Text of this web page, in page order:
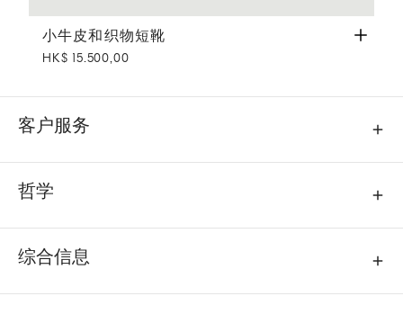
小牛皮和织物短靴 咖啡色
小牛皮和织物短靴
HK$ 15.500,00
客户服务
哲学
综合信息